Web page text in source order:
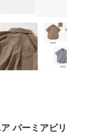
パーミアビリ